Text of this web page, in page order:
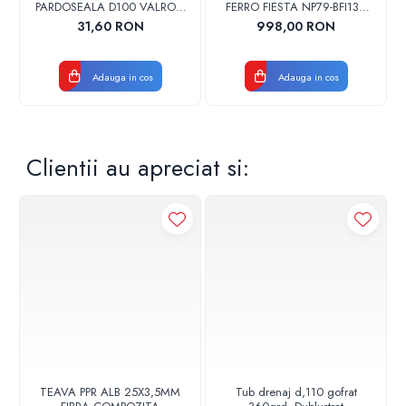
Materiale:
Rotor hidraulic: PPE/PS-GF30
PARDOSEALA D100 VALROM
17001900004
31,60 RON
Adauga in cos
FERRO FIESTA NP79-BFI13U
CROM
998,00 RON
Adauga in cos
Clientii au apreciat si:
TEAVA PPR ALB 25X3,5MM
Tub drenaj d,110 gofrat